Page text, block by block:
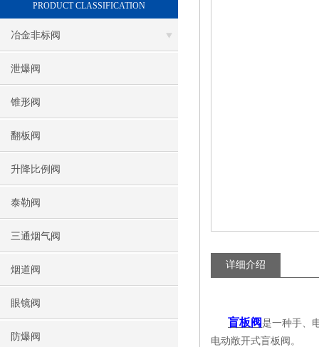
PRODUCT CLASSIFICATION
冶金非标阀
泄爆阀
锥形阀
翻板阀
升降比例阀
泰勒阀
三通烟气阀
烟道阀
眼镜阀
防爆阀
详细介绍
盲板阀是一种手、
电动敞开式盲板阀。